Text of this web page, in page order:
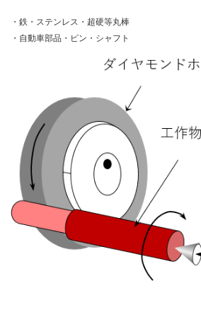
鉄・ステンレス・超硬等丸棒
自動車部品・ピン・シャフト